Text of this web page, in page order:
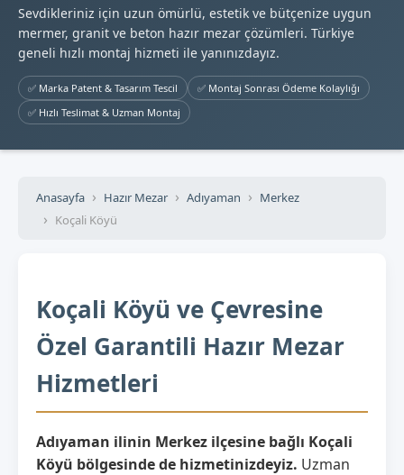
Sevdikleriniz için uzun ömürlü, estetik ve bütçenize uygun
mermer, granit ve beton hazır mezar çözümleri. Türkiye
geneli hızlı montaj hizmeti ile yanınızdayız.
✅ Marka Patent & Tasarım Tescil
✅ Montaj Sonrası Ödeme Kolaylığı
✅ Hızlı Teslimat & Uzman Montaj
Anasayfa Hazır Mezar Adıyaman
Merkez
Koçali Köyü
Koçali Köyü ve Çevresine
Özel Garantili Hazır Mezar
Hizmetleri
Adıyaman ilinin Merkez ilçesine bağlı Koçali
Köyü bölgesinde de hizmetinizdeyiz. Uzman